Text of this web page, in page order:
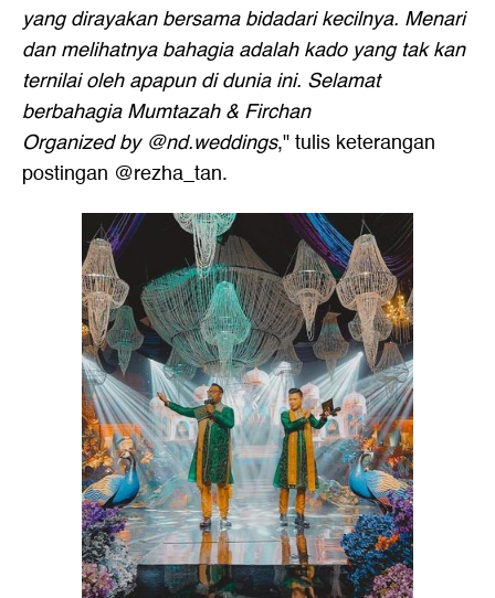
yang dirayakan bersama bidadari kecilnya. Menari
dan melihatnya bahagia adalah kado yang tak kan
ternilai oleh apapun di dunia ini. Selamat
berbahagia Mumtazah & Firchan
Organized by @nd.weddings," tulis keterangan
postingan @rezha_tan.